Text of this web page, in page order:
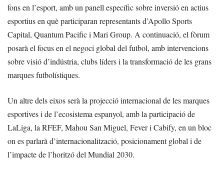
fons en l’esport, amb un panell específic sobre inversió en actius
esportius en què participaran representants d’Apollo Sports
Capital, Quantum Pacific i Mari Group. A continuació, el fòrum
posarà el focus en el negoci global del futbol, amb intervencions
sobre visió d’indústria, clubs líders i la transformació de les grans
marques futbolístiques.
Un altre dels eixos serà la projecció internacional de les marques
esportives i de l’ecosistema espanyol, amb la participació de
LaLiga, la RFEF, Mahou San Miguel, Fever i Cabify, en un bloc
on es parlarà d’internacionalització, posicionament global i de
l’impacte de l’horitzó del Mundial 2030.